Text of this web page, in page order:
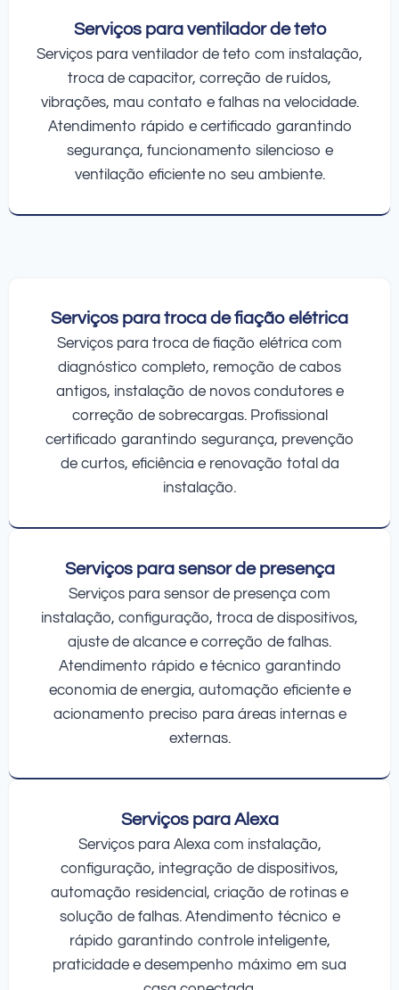
Serviços para ventilador de teto
Serviços para ventilador de teto com instalação,
troca de capacitor, correção de ruídos,
vibrações, mau contato e falhas na velocidade.
Atendimento rápido e certificado garantindo
segurança, funcionamento silencioso e
ventilação eficiente no seu ambiente.
Serviços para troca de fiação elétrica
Serviços para troca de fiação elétrica com
diagnóstico completo, remoção de cabos
antigos, instalação de novos condutores e
correção de sobrecargas. Profissional
certificado garantindo segurança, prevenção
de curtos, eficiência e renovação total da
instalação.
Serviços para sensor de presença
Serviços para sensor de presença com
instalação, configuração, troca de dispositivos,
ajuste de alcance e correção de falhas.
Atendimento rápido e técnico garantindo
economia de energia, automação eficiente e
acionamento preciso para áreas internas e
externas.
Serviços para Alexa
Serviços para Alexa com instalação,
configuração, integração de dispositivos,
automação residencial, criação de rotinas e
solução de falhas. Atendimento técnico e
rápido garantindo controle inteligente,
praticidade e desempenho máximo em sua